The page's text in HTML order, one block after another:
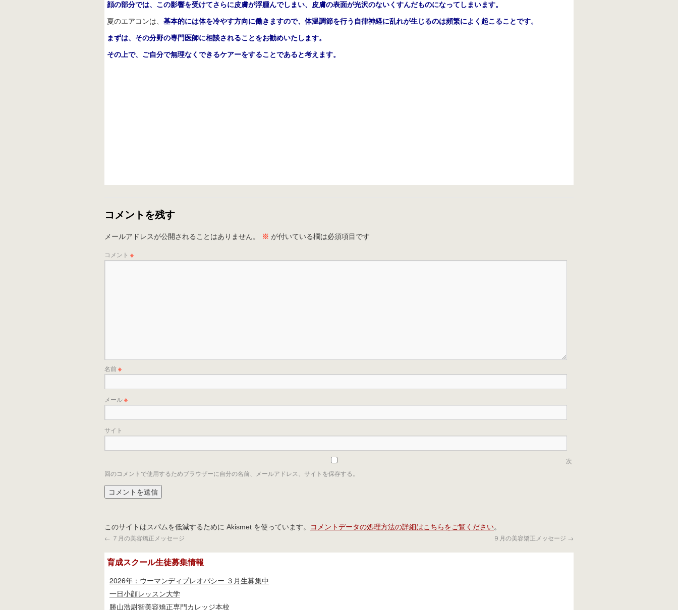
顔の部分では、この影響を受けてさらに皮膚が浮腫んでしまい、皮膚の表面が光沢のないくすんだものになってしまいます。
夏のエアコンは、 基本的には体を冷やす方向に働きますので、体温調節を行う自律神経に乱れが生じるのは頻繁によく起こることです。
まずは、その分野の専門医師に相談されることをお勧めいたします。
その上で、ご自分で無理なくできるケアーをすることであると考えます。
コメントを残す
メールアドレスが公開されることはありません。 ※ が付いている欄は必須項目です
コメント ※
名前※
メール※
サイト
次
回のコメントで使用するためブラウザーに自分の名前、メールアドレス、サイトを保存する。
このサイトはスパムを低減するために Akismet を使っています。 コメントデータの処理方法の詳細はこちらをご覧ください。
← ７月の美容矯正メッセージ ９月の美容矯正メッセージ →
育成スクール生徒募集情報
2026年：ウーマンディプレオパシー ３月生募集中
一日小顔レッスン大学
勝山浩尉智美容矯正専門カレッジ本校